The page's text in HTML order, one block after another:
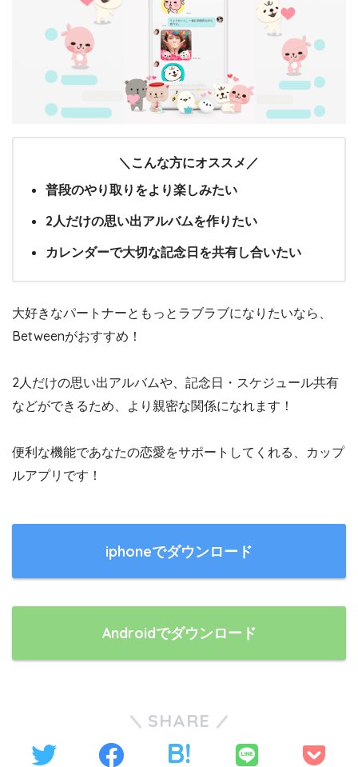
＼こんな方にオススメ／
普段のやり取りをより楽しみたい
2人だけの思い出アルバムを作りたい
カレンダーで大切な記念日を共有し合いたい
大好きなパートナーともっとラブラブになりたいなら、
Betweenがおすすめ！
2人だけの思い出アルバムや、記念日・スケジュール共有
などができるため、より親密な関係になれます！
便利な機能であなたの恋愛をサポートしてくれる、カップ
ルアプリです！
iphoneでダウンロード
Androidでダウンロード
SHARE